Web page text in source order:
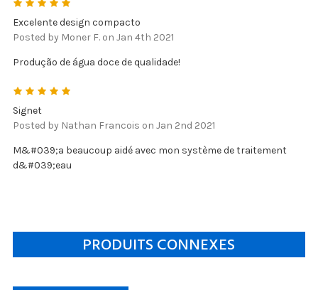
Excelente design compacto
Posted by Moner F. on Jan 4th 2021
Produção de água doce de qualidade!
Signet
Posted by Nathan Francois on Jan 2nd 2021
M&#039;a beaucoup aidé avec mon système de traitement
d&#039;eau
PRODUITS CONNEXES